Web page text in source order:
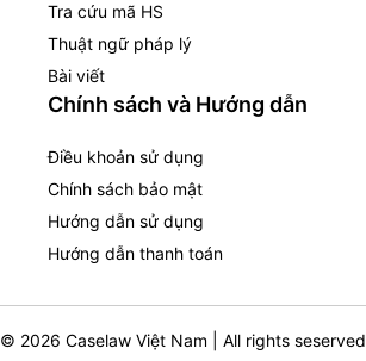
Tra cứu mã HS
Thuật ngữ pháp lý
Bài viết
Chính sách và Hướng dẫn
Điều khoản sử dụng
Chính sách bảo mật
Hướng dẫn sử dụng
Hướng dẫn thanh toán
© 2026 Caselaw Việt Nam | All rights seserved